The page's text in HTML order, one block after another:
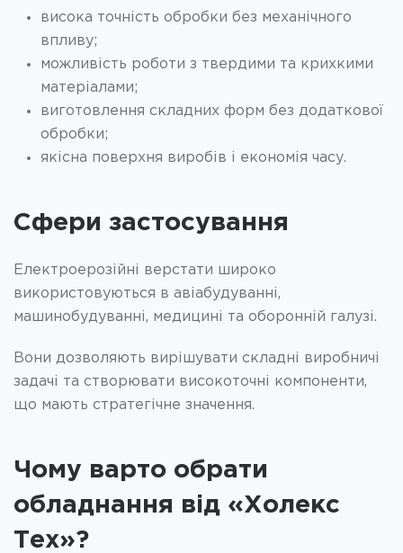
висока точність обробки без механічного
впливу;
можливість роботи з твердими та крихкими
матеріалами;
виготовлення складних форм без додаткової
обробки;
якісна поверхня виробів і економія часу.
Сфери застосування
Електроерозійні верстати широко
використовуються в авіабудуванні,
машинобудуванні, медицині та оборонній галузі.
Вони дозволяють вирішувати складні виробничі
задачі та створювати високоточні компоненти,
що мають стратегічне значення.
Чому варто обрати
обладнання від «Холекс
Тех»?